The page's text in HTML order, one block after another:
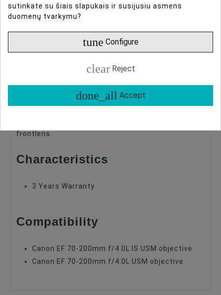
Canon
Info
The Caruba ET-74 Sun Hood protects your Canon EF
USM objective from undesired incoming light and
limits effect such as color casting and lensflare.
frontlens.
Characteristics
3 Years Warranty
Compatibility
Canon EF 70-200mm f/4.0L IS USM objective
Canon EF 70-200mm f/4.0L USM objective
sutinkate su šiais slapukais ir susijusiu asmens
duomenų tvarkymu?
tune Configure
clear Reject
done_all Accept